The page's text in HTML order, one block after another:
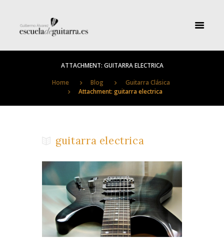
ATTACHMENT: GUITARRA ELECTRICA
Home Blog
Guitarra Clásica
Attachment: guitarra electrica
guitarra electrica